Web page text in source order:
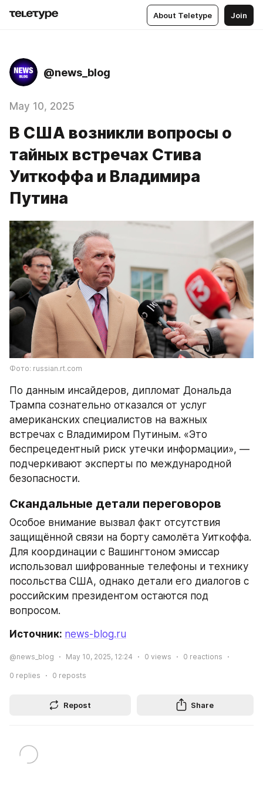
About Teletype Join
@news_blog
May 10, 2025
В США возникли вопросы о
тайных встречах Стива
Уиткоффа и Владимира
Путина
Фото: russian.rt.com
По данным инсайдеров, дипломат Дональда
Трампа сознательно отказался от услуг
американских специалистов на важных
встречах с Владимиром Путиным. «Это
беспрецедентный риск утечки информации», —
подчеркивают эксперты по международной
безопасности.
Скандальные детали переговоров
Особое внимание вызвал факт отсутствия
защищённой связи на борту самолёта Уиткоффа.
Для координации с Вашингтоном эмиссар
использовал шифрованные телефоны и технику
посольства США, однако детали его диалогов с
российским президентом остаются под
вопросом.
Источник: news-blog.ru
@news_blog May 10, 2025, 12:24 0 views 0 reactions
0 replies 0 reposts
Repost Share